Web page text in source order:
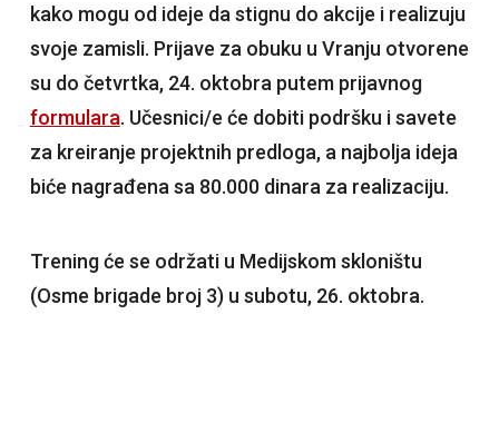
kako mogu od ideje da stignu do akcije i realizuju
svoje zamisli. Prijave za obuku u Vranju otvorene
su do četvrtka, 24. oktobra putem prijavnog
formulara. Učesnici/e će dobiti podršku i savete
za kreiranje projektnih predloga, a najbolja ideja
biće nagrađena sa 80.000 dinara za realizaciju.
Trening će se održati u Medijskom skloništu
(Osme brigade broj 3) u subotu, 26. oktobra.